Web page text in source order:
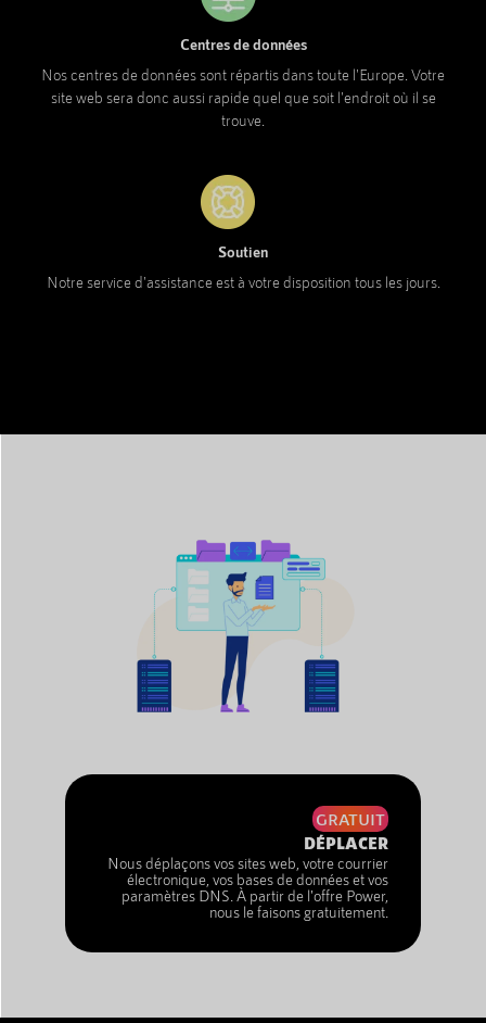
Centres de données
Nos centres de données sont répartis dans toute l'Europe. Votre
site web sera donc aussi rapide quel que soit l'endroit où il se
trouve.
Soutien
Notre service d'assistance est à votre disposition tous les jours.
GRATUIT
DÉPLACER
Nous déplaçons vos sites web, votre courrier
électronique, vos bases de données et vos
paramètres DNS. À partir de l'offre Power,
nous le faisons gratuitement.